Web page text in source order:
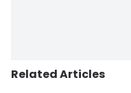
Related Articles